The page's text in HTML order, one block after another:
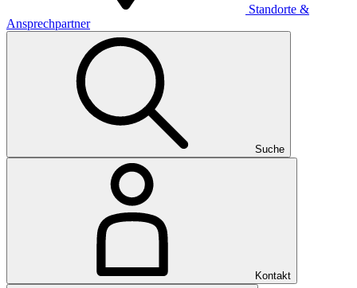
Standorte &
Ansprechpartner
Suche
Kontakt